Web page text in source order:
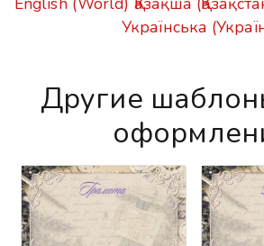
Українська
Другие